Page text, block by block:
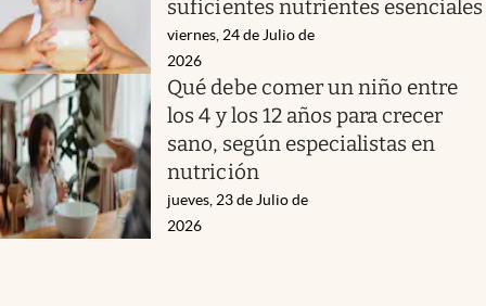
suficientes nutrientes esenciales
viernes, 24 de Julio de
2026
Qué debe comer un niño entre
los 4 y los 12 años para crecer
sano, según especialistas en
nutrición
jueves, 23 de Julio de
2026